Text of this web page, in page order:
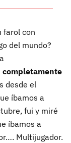
farol con
del mundo?
completamente
desde el
íbamos a
fui y miré
íbamos a
Multijugador.